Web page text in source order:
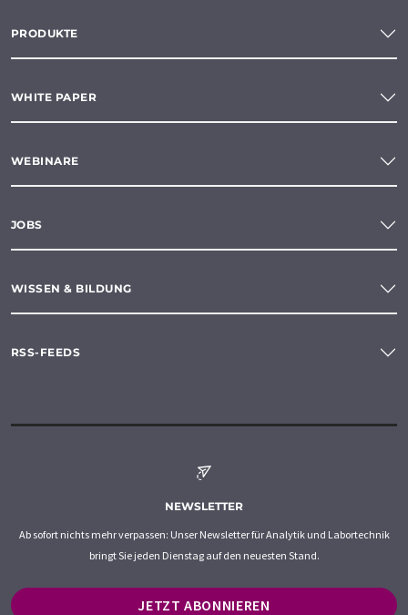
PRODUKTE
WHITE PAPER
WEBINARE
JOBS
WISSEN & BILDUNG
RSS-FEEDS
NEWSLETTER
Ab sofort nichts mehr verpassen: Unser Newsletter für Analytik und Labortechnik
bringt Sie jeden Dienstag auf den neuesten Stand.
JETZT ABONNIEREN